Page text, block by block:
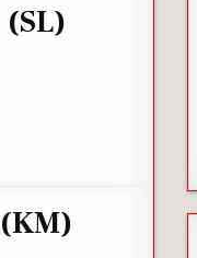
(SL)
(KM)